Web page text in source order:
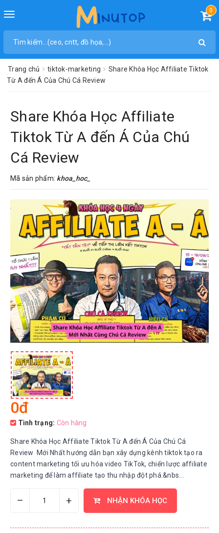
Toggle
0
Trang chủ tiktok-marketing
Share Khóa Học Affiliate Tiktok
Từ A đến Á Của Chú Cá Review
Share Khóa Học Affiliate
Tiktok Từ A đến Á Của Chú
Cá Review
Mã sản phẩm: khoa_hoc_
0đ
Tình trạng: Còn hàng
Share Khóa Học Affiliate Tiktok Từ A đến Á Của Chú Cá
Review Mới Nhất hướng dẫn bạn xây dựng kênh tiktok tạo ra
content marketing tối ưu hóa video TikTok, chiến lược affiliate
marketing để làm affiliate tạo thu nhập đột phá.&nbs...
– + NHẬN KHÓA HỌC